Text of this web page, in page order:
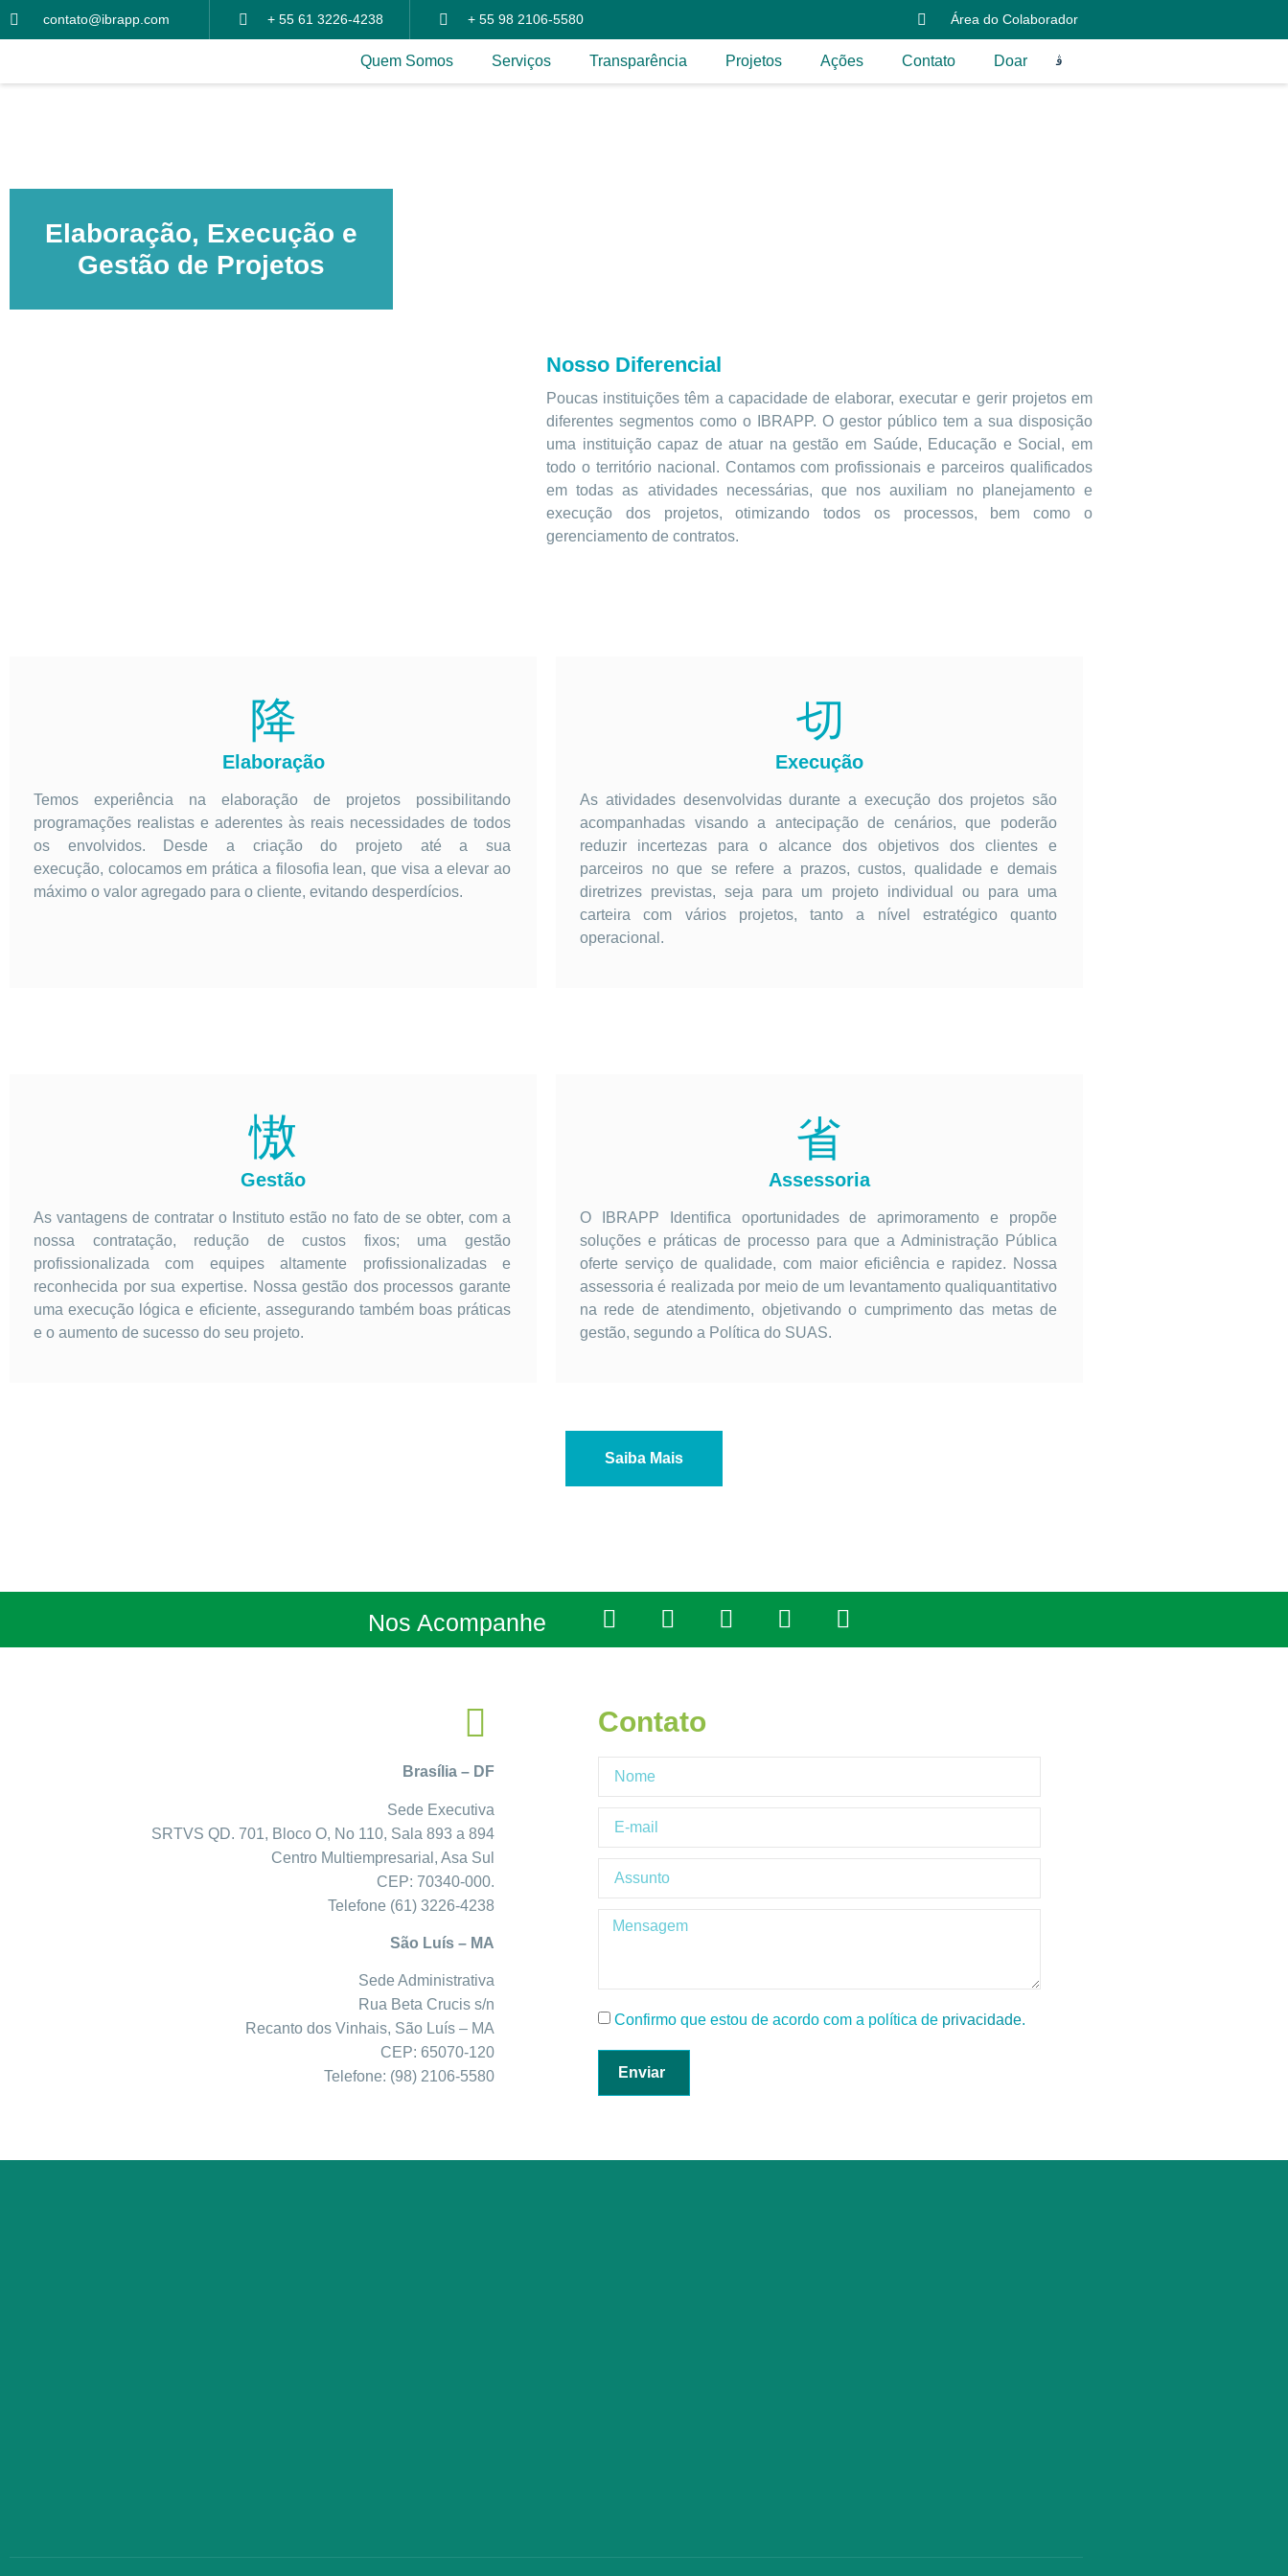
contato@ibrapp.com + 55 61 3226-4238 + 55 98 2106-5580 Área do Colaborador
Quem Somos Serviços Transparência Projetos Ações Contato Doar
Elaboração, Execução e
Gestão de Projetos
Nosso Diferencial
Poucas instituições têm a capacidade de elaborar, executar e gerir projetos em
diferentes segmentos como o IBRAPP. O gestor público tem a sua disposição
uma instituição capaz de atuar na gestão em Saúde, Educação e Social, em
todo o território nacional. Contamos com profissionais e parceiros qualificados
em todas as atividades necessárias, que nos auxiliam no planejamento e
execução dos projetos, otimizando todos os processos, bem como o
gerenciamento de contratos.
Elaboração
Temos experiência na elaboração de projetos possibilitando
programações realistas e aderentes às reais necessidades de todos
os envolvidos. Desde a criação do projeto até a sua
execução, colocamos em prática a filosofia lean, que visa a elevar ao
máximo o valor agregado para o cliente, evitando desperdícios.
Execução
As atividades desenvolvidas durante a execução dos projetos são
acompanhadas visando a antecipação de cenários, que poderão
reduzir incertezas para o alcance dos objetivos dos clientes e
parceiros no que se refere a prazos, custos, qualidade e demais
diretrizes previstas, seja para um projeto individual ou para uma
carteira com vários projetos, tanto a nível estratégico quanto
operacional.
Gestão
As vantagens de contratar o Instituto estão no fato de se obter, com a
nossa contratação, redução de custos fixos; uma gestão
profissionalizada com equipes altamente profissionalizadas e
reconhecida por sua expertise. Nossa gestão dos processos garante
uma execução lógica e eficiente, assegurando também boas práticas
e o aumento de sucesso do seu projeto.
Assessoria
O IBRAPP Identifica oportunidades de aprimoramento e propõe
soluções e práticas de processo para que a Administração Pública
oferte serviço de qualidade, com maior eficiência e rapidez. Nossa
assessoria é realizada por meio de um levantamento qualiquantitativo
na rede de atendimento, objetivando o cumprimento das metas de
gestão, segundo a Política do SUAS.
Saiba Mais
Nos Acompanhe
Brasília – DF
Sede Executiva
SRTVS QD. 701, Bloco O, No 110, Sala 893 a 894
Centro Multiempresarial, Asa Sul
CEP: 70340-000.
Telefone (61) 3226-4238
São Luís – MA
Sede Administrativa
Rua Beta Crucis s/n
Recanto dos Vinhais, São Luís – MA
CEP: 65070-120
Telefone: (98) 2106-5580
Contato
Confirmo que estou de acordo com a política de privacidade.
Enviar